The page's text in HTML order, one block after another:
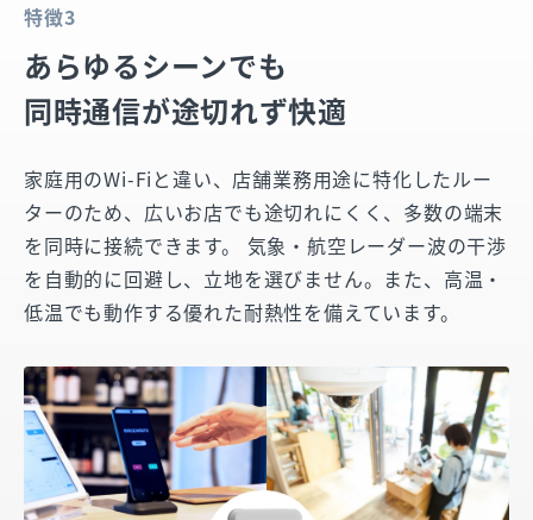
特徴3
あらゆるシーンでも
同時通信が途切れず快適
家庭用のWi-Fiと違い、店舗業務用途に特化したルー
ターのため、広いお店でも途切れにくく、多数の端末
を同時に接続できます。 気象・航空レーダー波の干渉
を自動的に回避し、立地を選びません。また、高温・
低温でも動作する優れた耐熱性を備えています。